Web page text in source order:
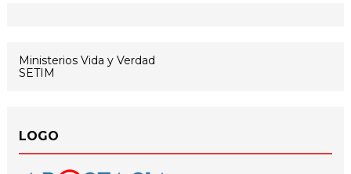
Ministerios Vida y Verdad
SETIM
LOGO